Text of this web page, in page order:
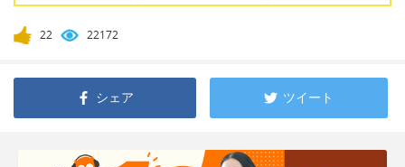
22 22172
シェア ツイート